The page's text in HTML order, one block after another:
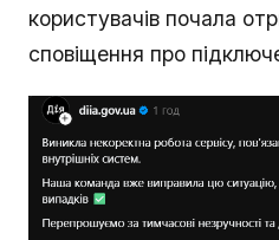
користувачів почала
сповіщення про